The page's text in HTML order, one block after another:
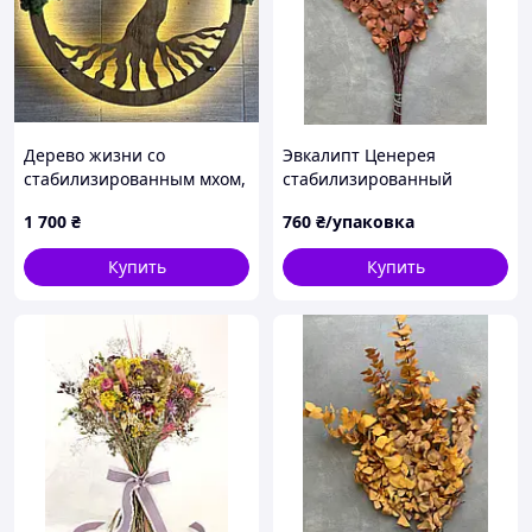
Дерево жизни со
стабилизированным мхом,
панно из мха, круглое
дерево жизни с
подсветкой
1 700 ₴
Купить
Эвкалипт Ценерея
стабилизированный
листьями, 50-70 см, 130-
150 г, Италия
760 ₴/упаковка
Купить